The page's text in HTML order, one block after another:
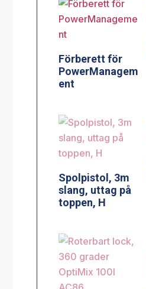
Förberett för
PowerManagem
ent
Spolpistol, 3m
slang, uttag på
toppen, H